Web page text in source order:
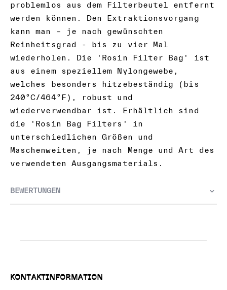
problemlos aus dem Filterbeutel entfernt
werden können. Den Extraktionsvorgang
kann man – je nach gewünschten
Reinheitsgrad - bis zu vier Mal
wiederholen. Die 'Rosin Filter Bag' ist
aus einem speziellem Nylongewebe,
welches besonders hitzebeständig (bis
240°C/464°F), robust und
wiederverwendbar ist. Erhältlich sind
die 'Rosin Bag Filters' in
unterschiedlichen Größen und
Maschenweiten, je nach Menge und Art des
verwendeten Ausgangsmaterials.
BEWERTUNGEN
KONTAKTINFORMATION